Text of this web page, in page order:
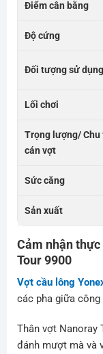
Điểm cân bằng
Độ cứng
Đối tượng sử dụng
Lối chơi
Trọng lượng/ Chu
cán vợt
Sức căng
Sản xuất
Cảm nhận
Tour 9900
Vợt cầu lông
các pha giữa công
Thân vợt Nanoray
đánh mượt mà và